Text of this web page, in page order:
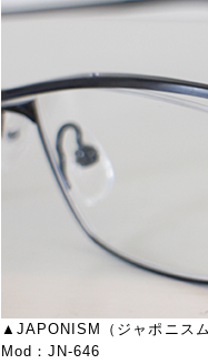
▲JAPONISM（ジャポニスム
Mod：JN-646